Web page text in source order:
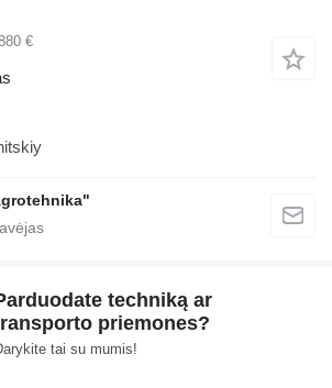
€
techniką ar
priemones?
tai su mumis!